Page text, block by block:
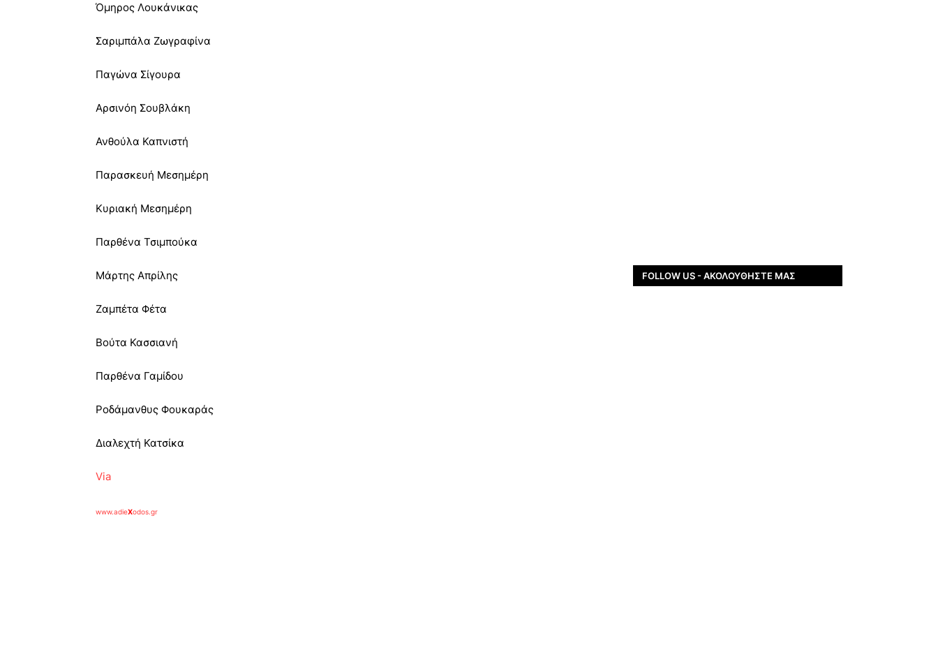
Όμηρος Λουκάνικας
Σαριμπάλα Ζωγραφίνα
Παγώνα Σίγουρα
Αρσινόη Σουβλάκη
Ανθούλα Καπνιστή
Παρασκευή Μεσημέρη
Κυριακή Μεσημέρη
Παρθένα Τσιμπούκα
Μάρτης Απρίλης
Ζαμπέτα Φέτα
Βούτα Κασσιανή
Παρθένα Γαμίδου
Ροδάμανθυς Φουκαράς
Διαλεχτή Κατσίκα
Via
www.adieXodos.gr
FOLLOW US - ΑΚΟΛΟΥΘΉΣΤΕ ΜΑΣ